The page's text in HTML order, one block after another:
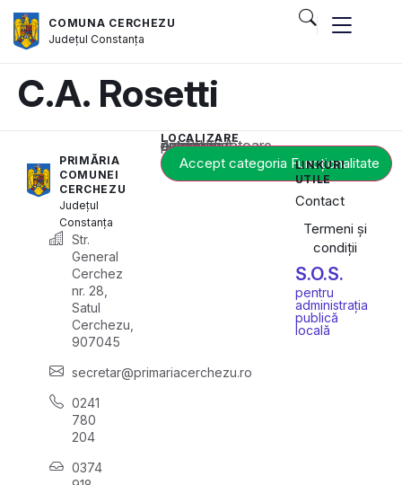
COMUNA CERCHEZU
JudețulConstanța
C.A. Rosetti
PRIMĂRIA
COMUNEI
CERCHEZU
Județul
Constanța
Str.
General
Cerchez
nr. 28,
Satul
Cerchezu,
907045
secretar@primariacerchezu.ro
0241
780
204
0374
LOCALIZARE
Acest conținut este blocat până când acceptați categoria corespunzătoare de cookie-uri.
Accept categoria Funcționalitate
LINKURI
UTILE
Contact
Termeni și
condiții
S.O.S.
pentru
administrația
publică
locală